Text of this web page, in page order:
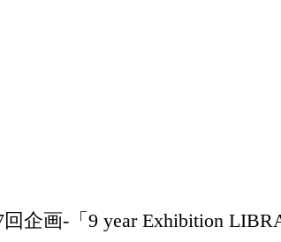
回企画-「9 year Exhibition